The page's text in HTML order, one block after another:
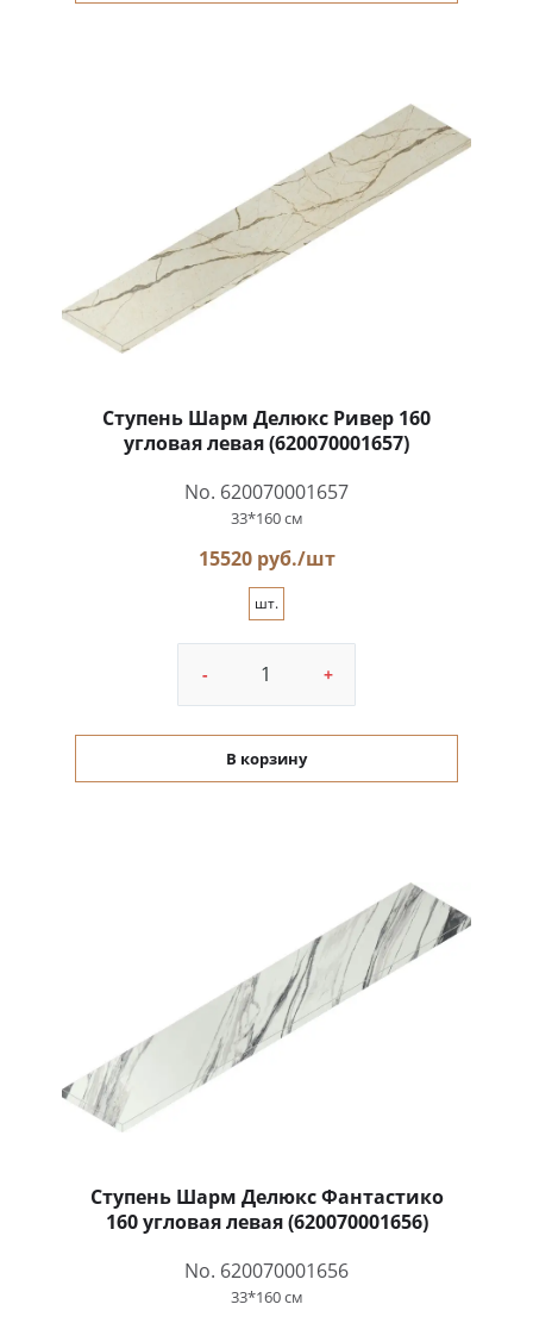
Ступень Шарм Делюкс Ривер 160
угловая левая (620070001657)
No. 620070001657
33*160 см
15520 руб./шт
шт.
- +
В корзину
Ступень Шарм Делюкс Фантастико
160 угловая левая (620070001656)
No. 620070001656
33*160 см